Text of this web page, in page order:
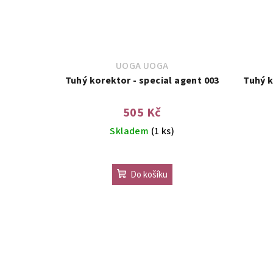
UOGA UOGA
Tuhý korektor - special agent 003
505 Kč
Skladem (1 ks)
Do košíku
Tuhý